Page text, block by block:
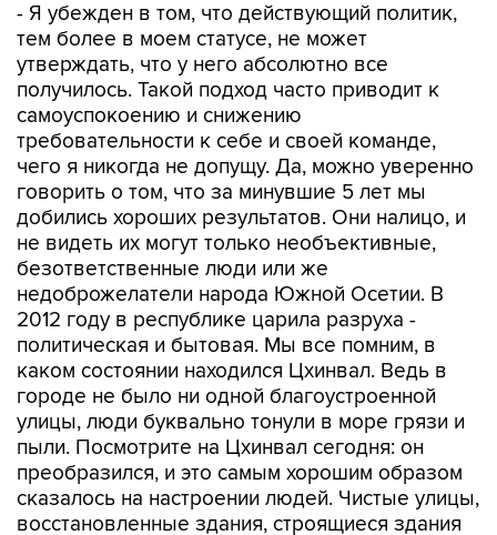
- Я убежден в том, что действующий политик,
тем более в моем статусе, не может
утверждать, что у него абсолютно все
получилось. Такой подход часто приводит к
самоуспокоению и снижению
требовательности к себе и своей команде,
чего я никогда не допущу. Да, можно уверенно
говорить о том, что за минувшие 5 лет мы
добились хороших результатов. Они налицо, и
не видеть их могут только необъективные,
безответственные люди или же
недоброжелатели народа Южной Осетии. В
2012 году в республике царила разруха -
политическая и бытовая. Мы все помним, в
каком состоянии находился Цхинвал. Ведь в
городе не было ни одной благоустроенной
улицы, люди буквально тонули в море грязи и
пыли. Посмотрите на Цхинвал сегодня: он
преобразился, и это самым хорошим образом
сказалось на настроении людей. Чистые улицы,
восстановленные здания, строящиеся здания